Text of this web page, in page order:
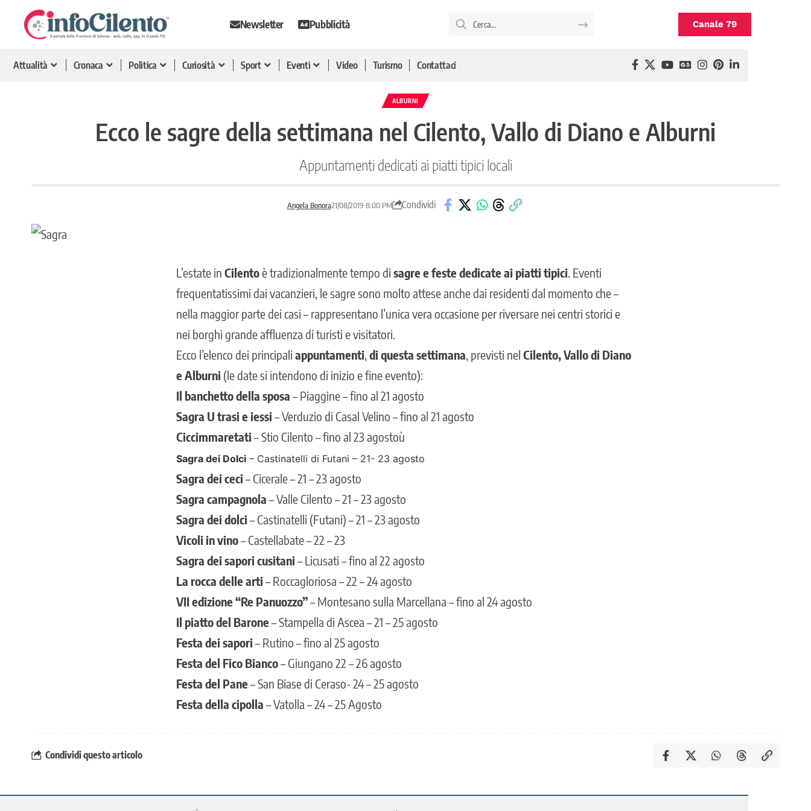
Newsletter Pubblicità Canale 79
Attualità Cronaca Politica Curiosità Sport Eventi Video Turismo Contattaci
ALBURNI
Ecco le sagre della settimana nel Cilento, Vallo di Diano e Alburni
Appuntamenti dedicati ai piatti tipici locali
Angela Bonora21/08/2019 8:00 PM Condividi
L’estate in Cilentoè tradizionalmente tempo di sagre e feste dedicate ai piatti tipici . Eventi
frequentatissimi dai vacanzieri, le sagre sono molto attese anche dai residenti dal momento che –
nella maggior parte dei casi – rappresentano l’unica vera occasione per riversare nei centri storici e
nei borghi grande affluenza di turisti e visitatori.
Ecco l’elenco dei principali appuntamenti di questa settimana , previsti nel Cilento, Vallo di Diano
e Alburni (le date si intendono di inizio e fine evento):
Il banchetto della sposa – Piaggine – fino al 21 agosto
Sagra U trasi e iessi– Verduzio di Casal Velino – fino al 21 agosto
Ciccimmaretati– Stio Cilento – fino al 23 agostoù
Sagra dei Dolci – Castinatelli di Futani – 21- 23 agosto
Sagra dei ceci– Cicerale – 21 – 23 agosto
Sagra campagnola – Valle Cilento – 21 – 23 agosto
Sagra dei dolci– Castinatelli (Futani) – 21 – 23 agosto
Vicoli in vino– Castellabate – 22 – 23
Sagra dei sapori cusitani– Licusati – fino al 22 agosto
La rocca delle arti– Roccagloriosa – 22 – 24 agosto
VII edizione “Re Panuozzo”– Montesano sulla Marcellana – fino al 24 agosto
Il piatto del Barone – Stampella di Ascea – 21 – 25 agosto
Festa dei sapori– Rutino – fino al 25 agosto
Festa del Fico Bianco– Giungano 22 – 26 agosto
Festa del Pane – San Biase di Ceraso- 24 – 25 agosto
Festa della cipolla – Vatolla – 24 – 25 Agosto
Condividi questo articolo